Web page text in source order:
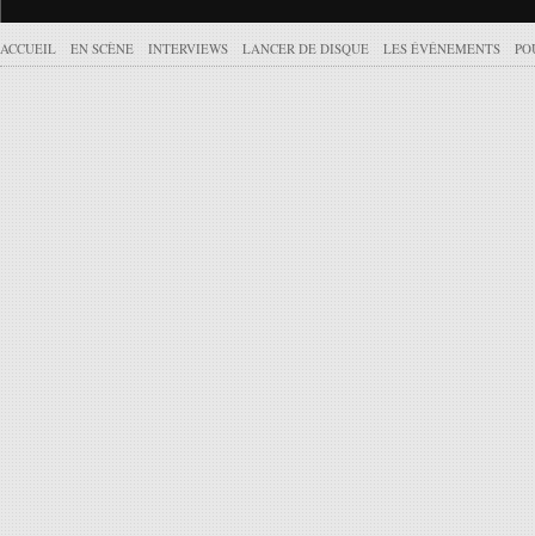
ACCUEIL EN SCÈNE INTERVIEWS LANCER DE DISQUE LES ÉVÉNEMENTS